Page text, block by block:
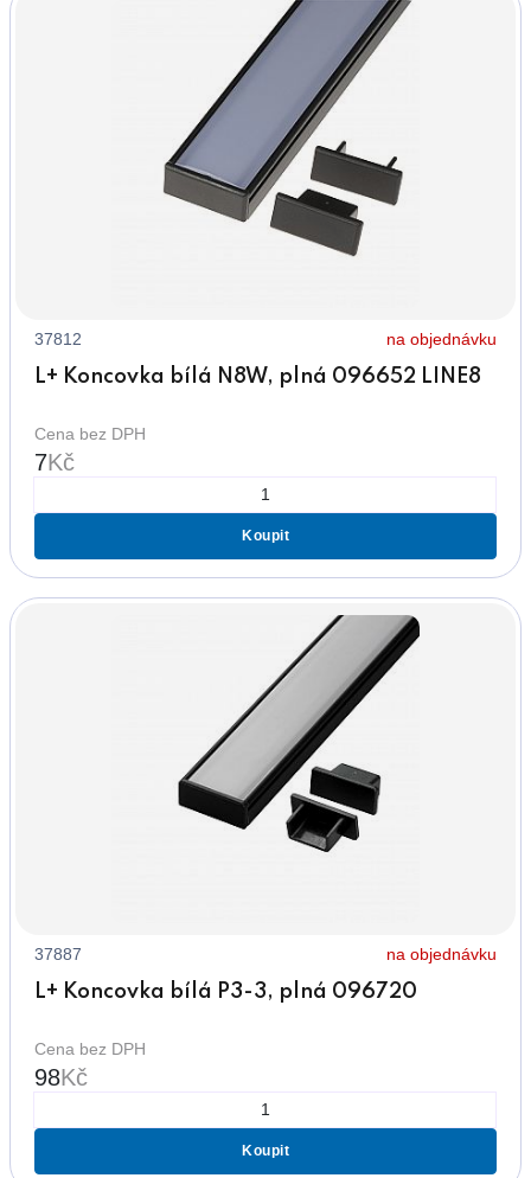
37812 na objednávku
L+ Koncovka bílá N8W, plná 096652 LINE8
Cena bez DPH
7Kč
Koupit
37887 na objednávku
L+ Koncovka bílá P3-3, plná 096720
Cena bez DPH
98Kč
Koupit